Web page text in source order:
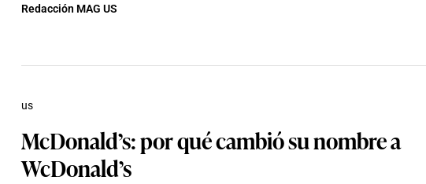
Redacción MAG US
McDonald’s: por qué cambió su nombre a
WcDonald’s
us